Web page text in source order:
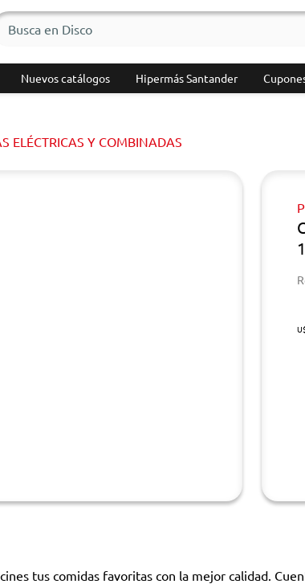
Nuevos catálogos Hipermás Santander
ELÉCTRICAS Y COMBINADAS
tus comidas favoritas con la mejor calidad.